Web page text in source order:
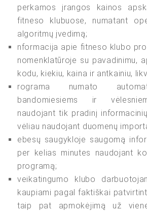
perkamos įrangos kainos
fitneso klubuose, numatant
algoritmų įvedimą;
nformacija apie fitneso klubo
nomenklatūroje su pavadinimu,
kodu, kiekiu, kaina ir antkainiu,
rograma numato
bandomiesiems ir
naudojant tik pradinį
vėliau naudojant duomenų
ebesų saugykloje saugomą
per kelias minutes naudojant
programą;
veikatingumo klubo
kaupiami pagal faktiškai
taip pat apmokėjimą už